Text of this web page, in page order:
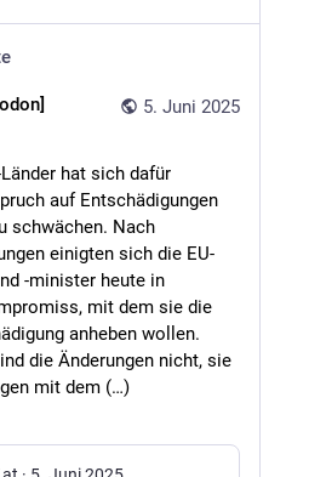
5. Juni 2025
hat sich dafür
auf Entschädigungen
schwächen. Nach
einigten sich die EU-
-minister heute in
mit dem sie die
anheben wollen.
die Änderungen nicht, sie
mit dem (…)